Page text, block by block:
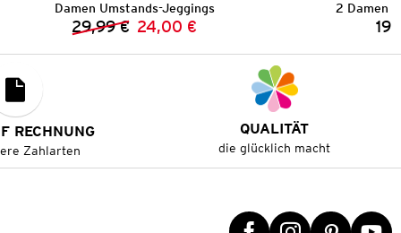
Damen Umstands-Jeggings
Vorheriger Preis:
29,99 € Neuer Preis:
24,00 €
2 Damen
RECHNUNG
Zahlarten
QUALITÄT
die glücklich macht